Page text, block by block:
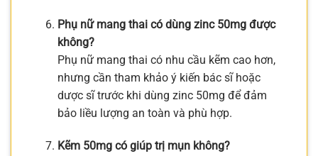
Phụ nữ mang thai có dùng zinc 50mg được
không?
Phụ nữ mang thai có nhu cầu kẽm cao hơn,
nhưng cần tham khảo ý kiến bác sĩ hoặc
dược sĩ trước khi dùng zinc 50mg để đảm
bảo liều lượng an toàn và phù hợp.
Kẽm 50mg có giúp trị mụn không?